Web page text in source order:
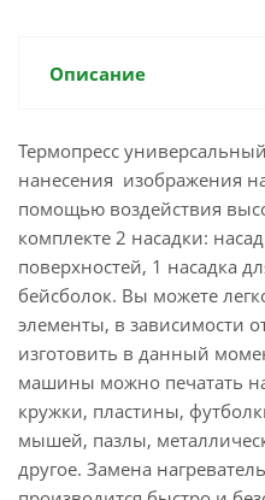
Описание
Термопресс
нанесения изображения
помощью воздействия
комплекте 2 насадки:
поверхностей, 1 насадка
бейсболок. Вы можете
элементы, в зависимости
изготовить в данный
машины можно печатать
кружки, пластины,
мышей, пазлы,
другое. Замена